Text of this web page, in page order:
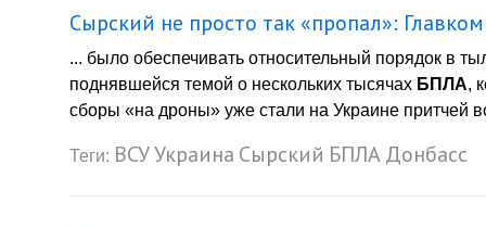
Сырский не просто так «пропал»:
... было обеспечивать относительный порядок в
поднявшейся темой о нескольких тысячах БПЛА,
сборы «на дроны» уже стали на Украине притчей
Теги: ВСУУкраина Сырский БПЛАДонбасс